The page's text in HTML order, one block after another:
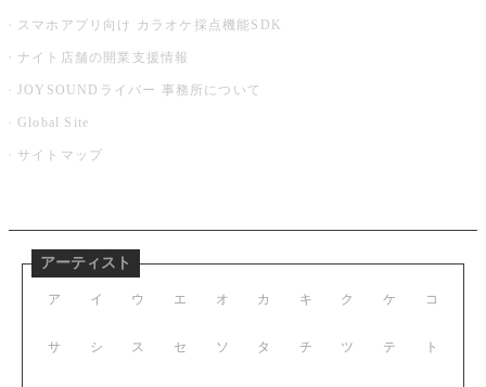
スマホアプリ向け カラオケ採点機能SDK
ナイト店舗の開業支援情報
JOYSOUNDライバー 事務所について
Global Site
サイトマップ
アーティスト
ア イ ウ エ オ
サ シ ス セ ソ
カ キ ク ケ コ
タ チ ツ テ ト